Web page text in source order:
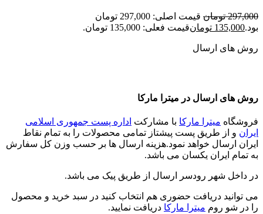
297,000 تومان
قیمت اصلی: 297,000 تومان
بود.135,000 تومانقیمت فعلی: 135,000 تومان.
روش های ارسال
روش های ارسال در میترا مارکا
فروشگاه میترا مارکا با مشارکت اداره پست جمهوری اسلامی
ایران و از طریق پست پیشتاز تمامی محصولات را به تمام نقاط
ایران ارسال خواهد نمود.هزینه ارسال ها بر حسب وزن کل سفارش
به تمام ایران یکسان می باشد.
در داخل شهر رودسر ارسال از طریق پیک می باشد.
می توانید دریافت حضوری هم انتخاب کنید در سبد خرید و محصول
را در شو روم میترا مارکا دریافت نمایید.